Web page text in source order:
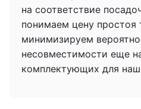
на соответствие
понимаем цену простоя
минимизируем
несовместимости еще
комплектующих для